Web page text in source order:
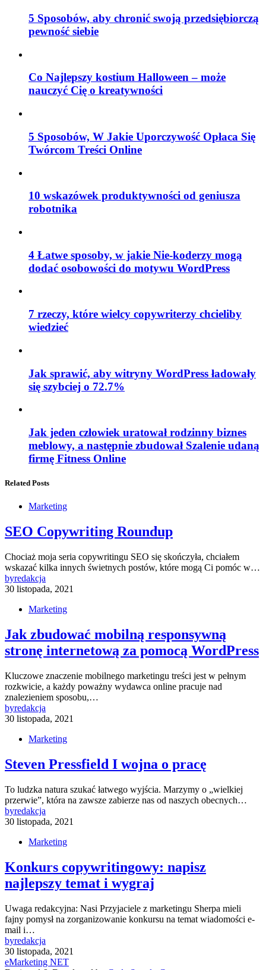
5 Sposobów, aby chronić swoją przedsiębiorczą
pewność siebie
Co Najlepszy kostium Halloween – może
nauczyć Cię o kreatywności
5 Sposobów, W Jakie Uporczywość Opłaca Się
Twórcom Treści Online
10 wskazówek produktywności od geniusza
robotnika
4 Łatwe sposoby, w jakie Nie-koderzy mogą
dodać osobowości do motywu WordPress
7 rzeczy, które wielcy copywriterzy chcieliby
wiedzieć
Jak sprawić, aby witryny WordPress ładowały
się szybciej o 72.7%
Jak jeden człowiek uratował rodzinny biznes
meblowy, a następnie zbudował Szalenie udaną
firmę Fitness Online
Related Posts
Marketing
SEO Copywriting Roundup
Chociaż moja seria copywritingu SEO się skończyła, chciałem
wskazać kilka innych świetnych postów, które mogą Ci pomóc w…
byredakcja
30 listopada, 2021
Marketing
Jak zbudować mobilną responsywną
stronę internetową za pomocą WordPress
Kluczowe znaczenie mobilnego marketingu treści jest w pełnym
rozkwicie, a każdy poważny wydawca online pracuje nad
znalezieniem sposobu,…
byredakcja
30 listopada, 2021
Marketing
Steven Pressfield I wojna o pracę
To ludzka natura szukać łatwego wyjścia. Marzymy o „wielkiej
przerwie”, która na zawsze zabierze nas od naszych obecnych…
byredakcja
30 listopada, 2021
Marketing
Konkurs copywritingowy: napisz
najlepszy temat i wygraj
Uwaga redakcyjna: Nasi Przyjaciele z marketingu Sherpa mieli
fajny pomysł na zorganizowanie konkursu na temat wiadomości e-
mail i…
byredakcja
30 listopada, 2021
eMarketing NET